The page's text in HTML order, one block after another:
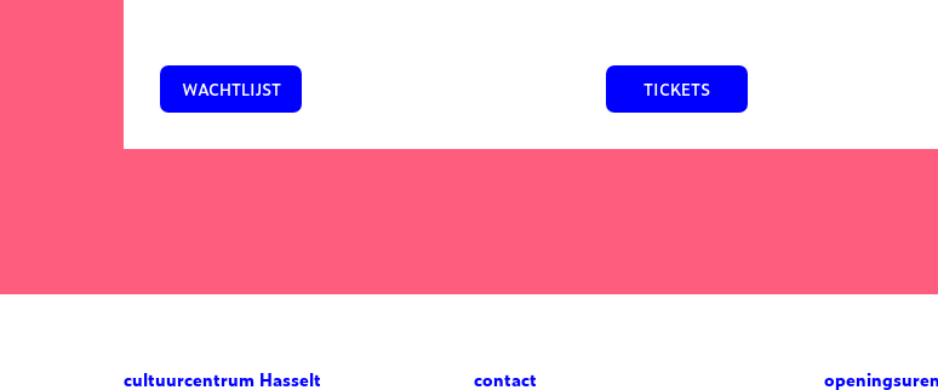
WACHTLIJST TICKETS
cultuurcentrum Hasselt
contact